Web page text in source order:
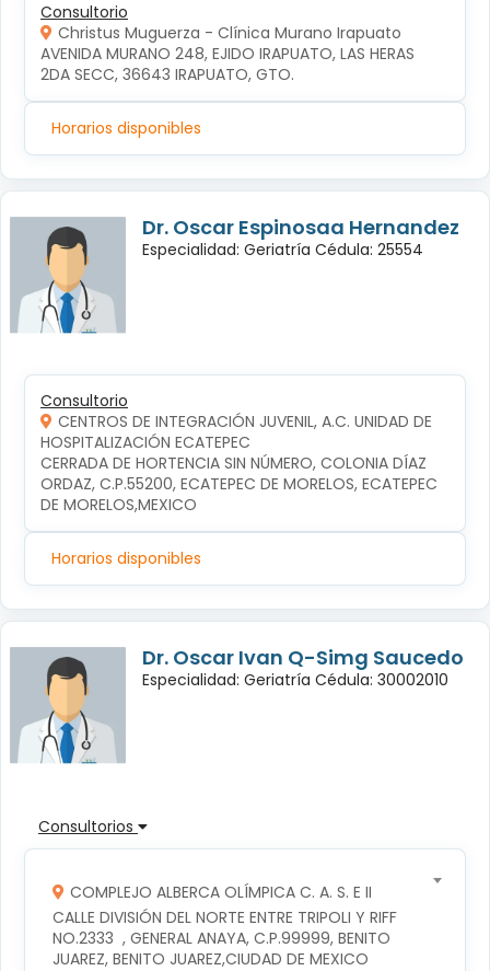
Consultorio
Christus Muguerza - Clínica Murano Irapuato
AVENIDA MURANO 248, EJIDO IRAPUATO, LAS HERAS
2DA SECC, 36643 IRAPUATO, GTO.
Horarios disponibles
Dr. Oscar Espinosaa Hernandez
Especialidad: Geriatría Cédula: 25554
Consultorio
CENTROS DE INTEGRACIÓN JUVENIL, A.C. UNIDAD DE
HOSPITALIZACIÓN ECATEPEC
CERRADA DE HORTENCIA SIN NÚMERO, COLONIA DÍAZ
ORDAZ, C.P.55200, ECATEPEC DE MORELOS, ECATEPEC
DE MORELOS,MEXICO
Horarios disponibles
Dr. Oscar Ivan Q-Simg Saucedo
Especialidad: Geriatría Cédula: 30002010
Consultorios
COMPLEJO ALBERCA OLÍMPICA C. A. S. E II
CALLE DIVISIÓN DEL NORTE ENTRE TRIPOLI Y RIFF
NO.2333  , GENERAL ANAYA, C.P.99999, BENITO
JUAREZ, BENITO JUAREZ,CIUDAD DE MEXICO